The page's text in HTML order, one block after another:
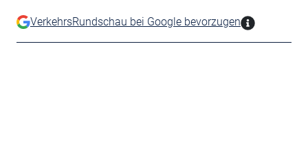
VerkehrsRundschau bei Google bevorzugen